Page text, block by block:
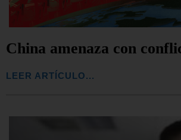
China amenaza con
LEER ARTÍCULO...